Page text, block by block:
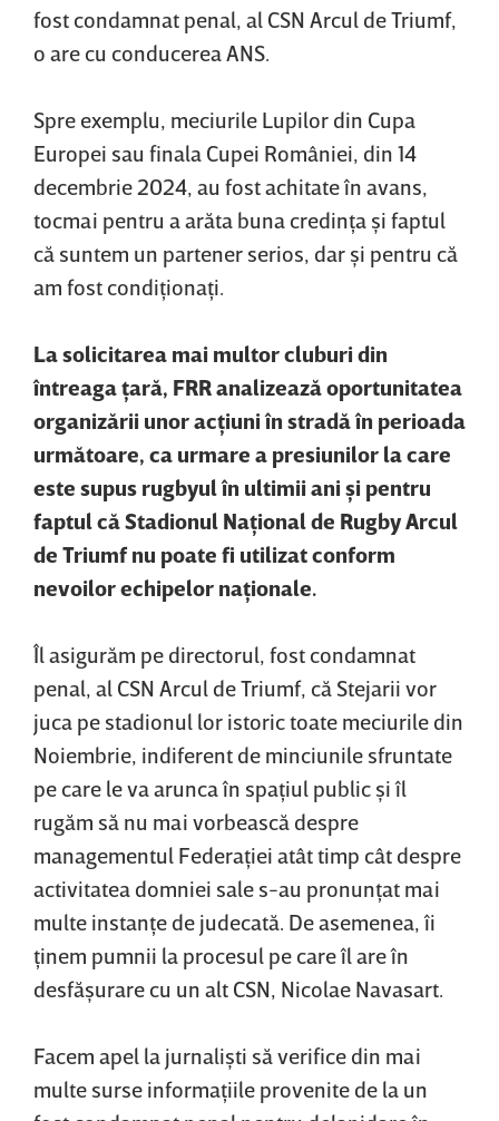
fost condamnat penal, al CSN Arcul de Triumf,
o are cu conducerea ANS.
Spre exemplu, meciurile Lupilor din Cupa
Europei sau finala Cupei României, din 14
decembrie 2024, au fost achitate în avans,
tocmai pentru a arăta buna credinţa şi faptul
că suntem un partener serios, dar şi pentru că
am fost condiţionaţi.
La solicitarea mai multor cluburi din
întreaga ţară, FRR analizează oportunitatea
organizării unor acţiuni în stradă în perioada
următoare, ca urmare a presiunilor la care
este supus rugbyul în ultimii ani şi pentru
faptul că Stadionul Naţional de Rugby Arcul
de Triumf nu poate fi utilizat conform
nevoilor echipelor naţionale.
Îl asigurăm pe directorul, fost condamnat
penal, al CSN Arcul de Triumf, că Stejarii vor
juca pe stadionul lor istoric toate meciurile din
Noiembrie, indiferent de minciunile sfruntate
pe care le va arunca în spaţiul public şi îl
rugăm să nu mai vorbească despre
managementul Federaţiei atât timp cât despre
activitatea domniei sale s-au pronunţat mai
multe instanţe de judecată. De asemenea, îi
ţinem pumnii la procesul pe care îl are în
desfăşurare cu un alt CSN, Nicolae Navasart.
Facem apel la jurnalişti să verifice din mai
multe surse informaţiile provenite de la un